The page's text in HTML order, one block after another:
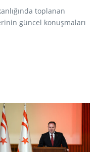
toplanan
güncel konuşmaları